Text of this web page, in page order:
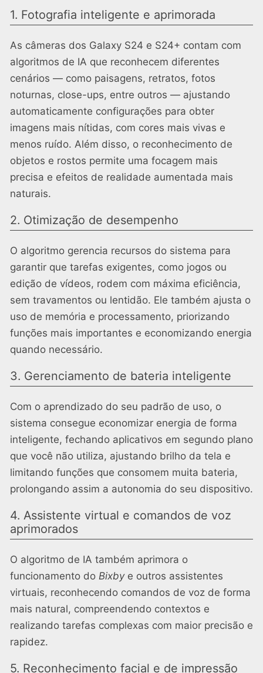
1. Fotografia inteligente e aprimorada
As câmeras dos Galaxy S24 e S24+ contam com
algoritmos de IA que reconhecem diferentes
cenários — como paisagens, retratos, fotos
noturnas, close-ups, entre outros — ajustando
automaticamente configurações para obter
imagens mais nítidas, com cores mais vivas e
menos ruído. Além disso, o reconhecimento de
objetos e rostos permite uma focagem mais
precisa e efeitos de realidade aumentada mais
naturais.
2. Otimização de desempenho
O algoritmo gerencia recursos do sistema para
garantir que tarefas exigentes, como jogos ou
edição de vídeos, rodem com máxima eficiência,
sem travamentos ou lentidão. Ele também ajusta o
uso de memória e processamento, priorizando
funções mais importantes e economizando energia
quando necessário.
3. Gerenciamento de bateria inteligente
Com o aprendizado do seu padrão de uso, o
sistema consegue economizar energia de forma
inteligente, fechando aplicativos em segundo plano
que você não utiliza, ajustando brilho da tela e
limitando funções que consomem muita bateria,
prolongando assim a autonomia do seu dispositivo.
4. Assistente virtual e comandos de voz
aprimorados
O algoritmo de IA também aprimora o
funcionamento do Bixbye outros assistentes
virtuais, reconhecendo comandos de voz de forma
mais natural, compreendendo contextos e
realizando tarefas complexas com maior precisão e
rapidez.
5. Reconhecimento facial e de impressão